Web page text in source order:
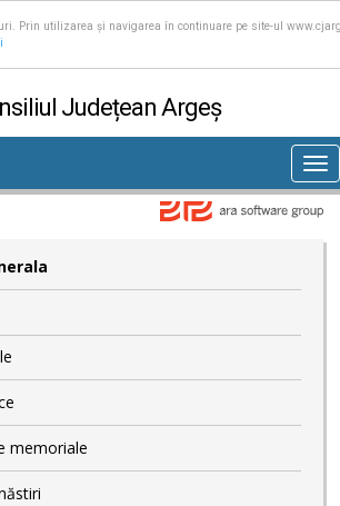
Prin utilizarea și navigarea în continuare pe site-ul
Județean Argeș
memoriale